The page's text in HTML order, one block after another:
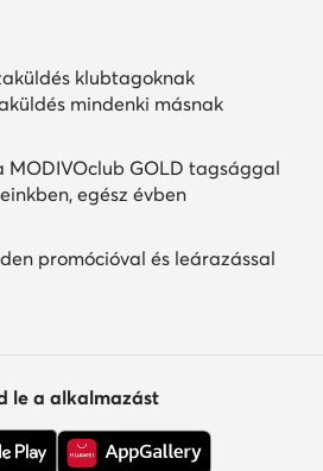
klubtagoknak
mindenki másnak
MODIVOclub GOLD tagsággal
egész évben
promócióval és leárazással
le a alkalmazást